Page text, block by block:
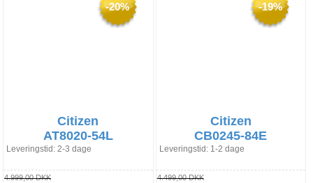
-20%
Citizen
AT8020-54L
Leveringstid: 2-3 dage
4.999,00 DKK
-19%
Citizen
CB0245-84E
Leveringstid: 1-2 dage
4.499,00 DKK